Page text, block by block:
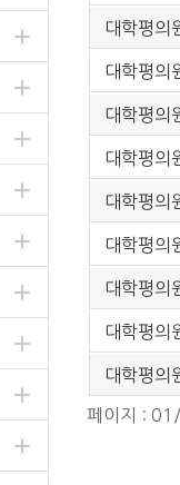
대학평
대학평
대학평
대학평의
대학평
대학평의
대학평
대학평
대학평의
페이지 :